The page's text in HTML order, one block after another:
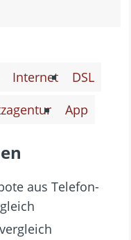
Internet
DSL
App
aus Telefon-